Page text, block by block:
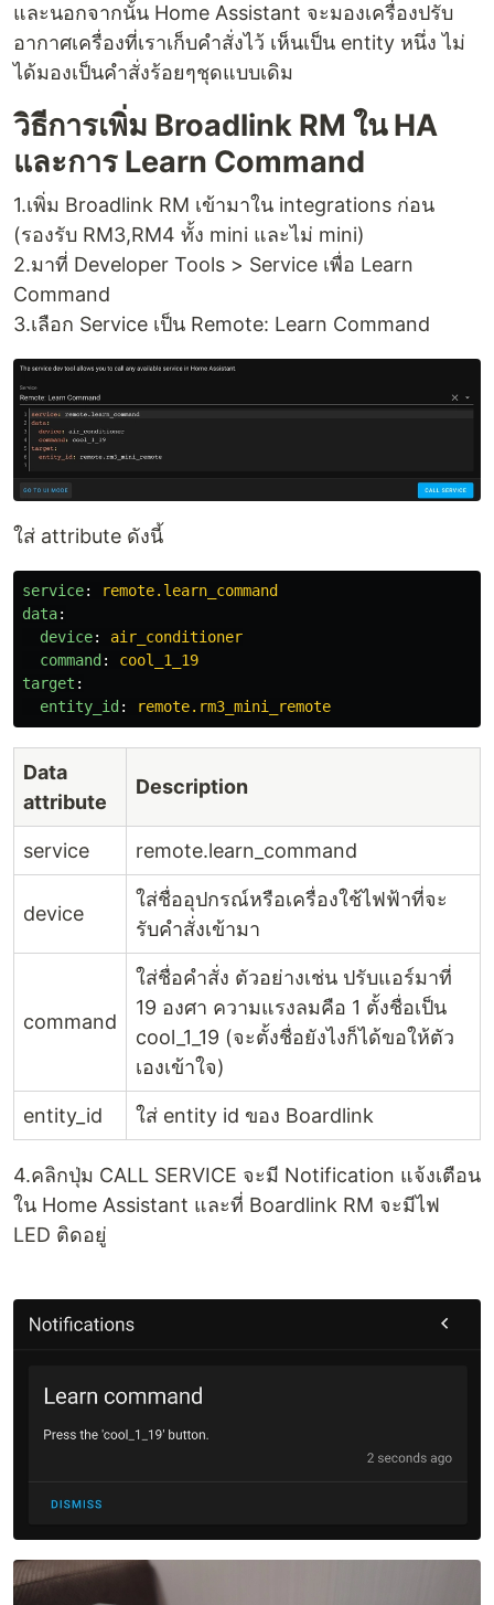
และนอกจากนั้น Home Assistant จะมองเครื่องปรับ
อากาศเครื่องที่เราเก็บคำสั่งไว้ เห็นเป็น entity หนึ่ง ไม่
ได้มองเป็นคำสั่งร้อยๆชุดแบบเดิม
วิธีการเพิ่ม Broadlink RM ใน HA
และการ Learn Command
1.เพิ่ม Broadlink RM เข้ามาใน integrations ก่อน
(รองรับ RM3,RM4 ทั้ง mini และไม่ mini)
2.มาที่ Developer Tools > Service เพื่อ Learn
Command
3.เลือก Service เป็น Remote: Learn Command
ใส่ attribute ดังนี้
service:
remote.learn_command
data:
device:
air_conditioner
command :
cool_1_19
target :
entity_id : remote.rm3_mini_remote
Data
attribute
Description
service remote.learn_command
device
ใส่ชื่ออุปกรณ์หรือเครื่องใช้ไฟฟ้าที่จะ
รับคำสั่งเข้ามา
command
ใส่ชื่อคำสั่ง ตัวอย่างเช่น ปรับแอร์มาที่
19 องศา ความแรงลมคือ 1 ตั้งชื่อเป็น
cool_1_19 (จะตั้งชื่อยังไงก็ได้ขอให้ตัว
เองเข้าใจ)
entity_id ใส่ entity id ของ Boardlink
4.คลิกปุ่ม CALL SERVICE จะมี Notification แจ้งเตือน
ใน Home Assistant และที่ Boardlink RM จะมีไฟ
LED ติดอยู่